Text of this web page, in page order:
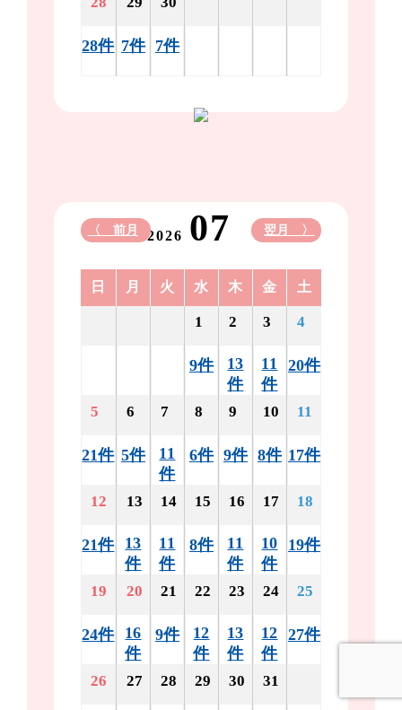
28件 7件 7件
2026 07
〈 前月 翌月 〉
日 月 火 水 木 金 土
1
9件
2
13
件
3
11
件
4
20件
5
21件
6
5件
7
11
件
8
6件
9
9件
10
8件
11
17件
12
21件
13
13
件
14
11
件
15
8件
16
11
件
17
10
件
18
19件
19
24件
20
16
件
21
9件
22
12
件
23
13
件
24
12
件
25
27件
26 27 28 29 30 31